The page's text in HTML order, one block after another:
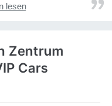
lesen
Zentrum
Cars